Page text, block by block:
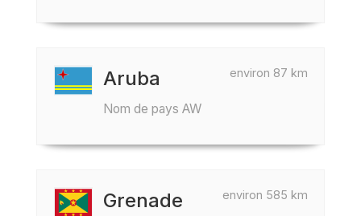
environ 87 km
Aruba
Nom de pays AW
environ 585 km
Grenade